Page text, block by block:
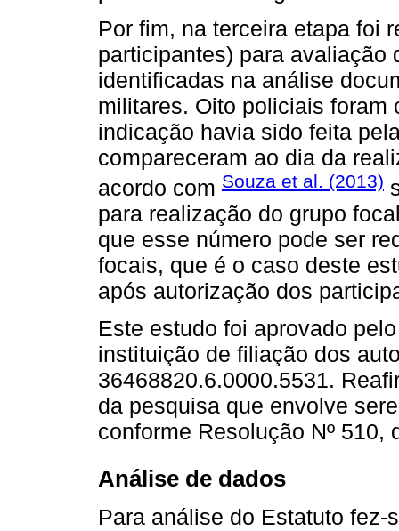
Por fim, na terceira etapa foi
participantes) para avaliação
identificadas na análise
militares. Oito policiais foram
indicação havia sido feita
compareceram ao dia da
acordo com Souza et al. (2013)
para realização do grupo
que esse número pode ser
focais, que é o caso deste
após autorização dos
Este estudo foi aprovado
instituição de filiação dos
36468820.6.0000.5531.
da pesquisa que envolve
conforme Resolução Nº 510,
Análise de dados
Para análise do Estatuto